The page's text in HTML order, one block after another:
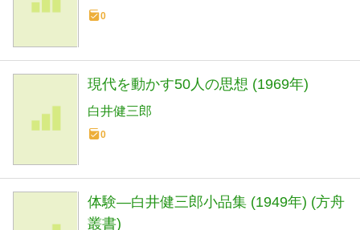
0
現代を動かす50人の思想 (1969年)
白井健三郎
0
体験―白井健三郎小品集 (1949年) (方舟
叢書)